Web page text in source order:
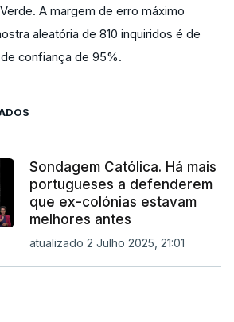
A margem de erro máximo
aleatória de 810 inquiridos é de
confiança de 95%.
Sondagem Católica. Há mais
portugueses a defenderem
que ex-colónias estavam
melhores antes
atualizado 2 Julho 2025, 21:01